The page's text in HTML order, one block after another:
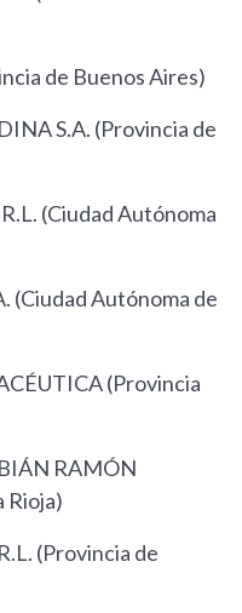
de Buenos Aires)
S.A. (Provincia de
(Ciudad Autónoma
(Ciudad Autónoma de
(Provincia
RAMÓN
Rioja)
(Provincia de